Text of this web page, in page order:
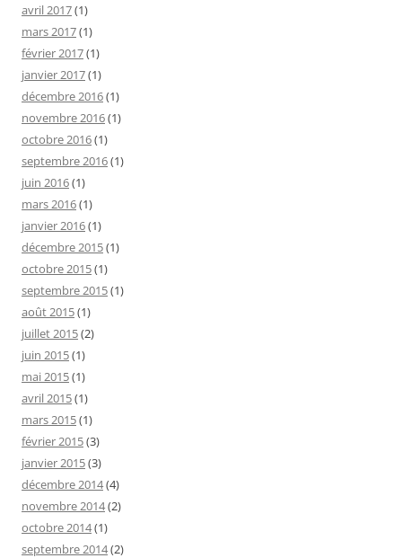
avril 2017(1)
mars 2017(1)
février 2017(1)
janvier 2017(1)
décembre 2016(1)
novembre 2016(1)
octobre 2016(1)
septembre 2016(1)
juin 2016(1)
mars 2016(1)
janvier 2016(1)
décembre 2015(1)
octobre 2015(1)
septembre 2015(1)
août 2015(1)
juillet 2015(2)
juin 2015(1)
mai 2015(1)
avril 2015(1)
mars 2015(1)
février 2015(3)
janvier 2015(3)
décembre 2014(4)
novembre 2014(2)
octobre 2014(1)
septembre 2014(2)